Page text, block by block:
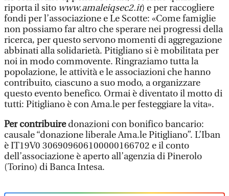
riporta il sito www.amaleiqsec2.it) e per raccogliere
fondi per l’associazione e Le Scotte: «Come famiglie
non possiamo far altro che sperare nei progressi della
ricerca, per questo servono momenti di aggregazione
abbinati alla solidarietà. Pitigliano si è mobilitata per
noi in modo commovente. Ringraziamo tutta la
popolazione, le attività e le associazioni che hanno
contribuito, ciascuno a suo modo, a organizzare
questo evento benefico. Ormai è diventato il motto di
tutti: Pitigliano è con Ama.le per festeggiare la vita».
Per contribuiredonazioni con bonifico bancario:
causale “donazione liberale Ama.le Pitigliano”. L’Iban
è IT19V0 306909606100000166702 e il conto
dell’associazione è aperto all’agenzia di Pinerolo
(Torino) di Banca Intesa.